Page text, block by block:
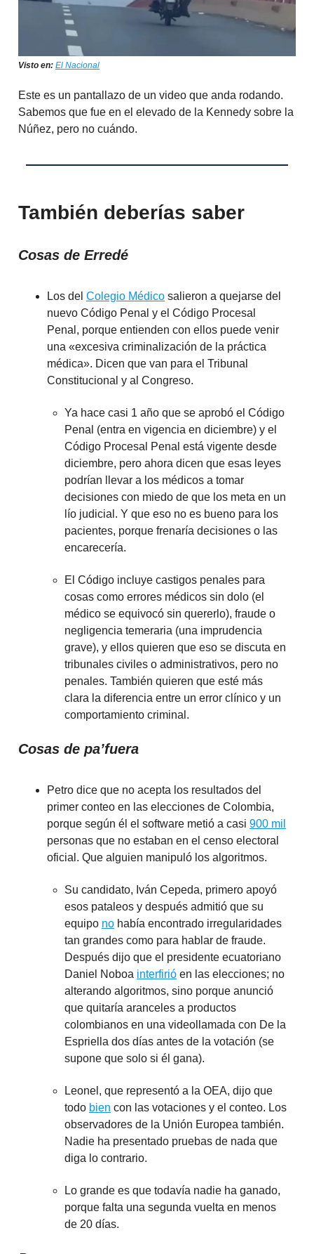
Visto en: El Nacional
Este es un pantallazo de un video que anda rodando.
Sabemos que fue en el elevado de la Kennedy sobre la
Núñez, pero no cuándo.
También deberías saber
Cosas de Erredé
Los del Colegio Médico salieron a quejarse del
nuevo Código Penal y el Código Procesal
Penal, porque entienden con ellos puede venir
una «excesiva criminalización de la práctica
médica». Dicen que van para el Tribunal
Constitucional y al Congreso.
Ya hace casi 1 año que se aprobó el Código
Penal (entra en vigencia en diciembre) y el
Código Procesal Penal está vigente desde
diciembre, pero ahora dicen que esas leyes
podrían llevar a los médicos a tomar
decisiones con miedo de que los meta en un
lío judicial. Y que eso no es bueno para los
pacientes, porque frenaría decisiones o las
encarecería.
El Código incluye castigos penales para
cosas como errores médicos sin dolo (el
médico se equivocó sin quererlo), fraude o
negligencia temeraria (una imprudencia
grave), y ellos quieren que eso se discuta en
tribunales civiles o administrativos, pero no
penales. También quieren que esté más
clara la diferencia entre un error clínico y un
comportamiento criminal.
Cosas de pa’fuera
Petro dice que no acepta los resultados del
primer conteo en las elecciones de Colombia,
porque según él el software metió a casi 900 mil
personas que no estaban en el censo electoral
oficial. Que alguien manipuló los algoritmos.
Su candidato, Iván Cepeda, primero apoyó
esos pataleos y después admitió que su
equipo no había encontrado irregularidades
tan grandes como para hablar de fraude.
Después dijo que el presidente ecuatoriano
Daniel Noboa interfirió en las elecciones; no
alterando algoritmos, sino porque anunció
que quitaría aranceles a productos
colombianos en una videollamada con De la
Espriella dos días antes de la votación (se
supone que solo si él gana).
Leonel, que representó a la OEA, dijo que
todo bien con las votaciones y el conteo. Los
observadores de la Unión Europea también.
Nadie ha presentado pruebas de nada que
diga lo contrario.
Lo grande es que todavía nadie ha ganado,
porque falta una segunda vuelta en menos
de 20 días.